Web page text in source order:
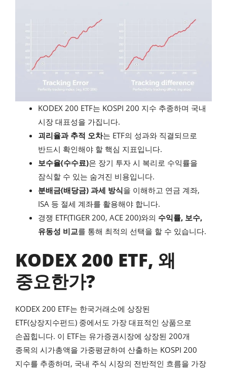
KODEX 200 ETF는 KOSPI 200 지수 추종하며 국내
시장 대표성을 가집니다.
괴리율과 추적 오차는 ETF의 성과와 직결되므로
반드시 확인해야 할 핵심 지표입니다.
보수율(수수료)은 장기 투자 시 복리로 수익률을
잠식할 수 있는 숨겨진 비용입니다.
분배금(배당금) 과세 방식을 이해하고 연금 계좌,
ISA 등 절세 계좌를 활용해야 합니다.
경쟁 ETF(TIGER 200, ACE 200)와의 수익률, 보수,
유동성 비교를 통해 최적의 선택을 할 수 있습니다.
KODEX 200 ETF, 왜
중요한가?
KODEX 200 ETF는 한국거래소에 상장된
ETF(상장지수펀드) 중에서도 가장 대표적인 상품으로
손꼽힙니다. 이 ETF는 유가증권시장에 상장된 200개
종목의 시가총액을 가중평균하여 산출하는 KOSPI 200
지수를 추종하며, 국내 주식 시장의 전반적인 흐름을 가장